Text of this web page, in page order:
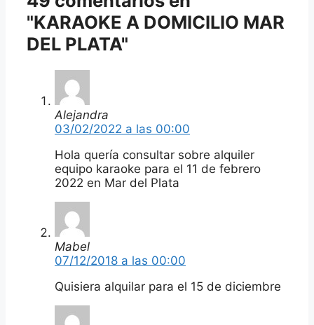
"KARAOKE A DOMICILIO MAR
DEL PLATA"
Alejandra
03/02/2022 a las 00:00
Hola quería consultar sobre alquiler
equipo karaoke para el 11 de febrero
2022 en Mar del Plata
Mabel
07/12/2018 a las 00:00
Quisiera alquilar para el 15 de diciembre